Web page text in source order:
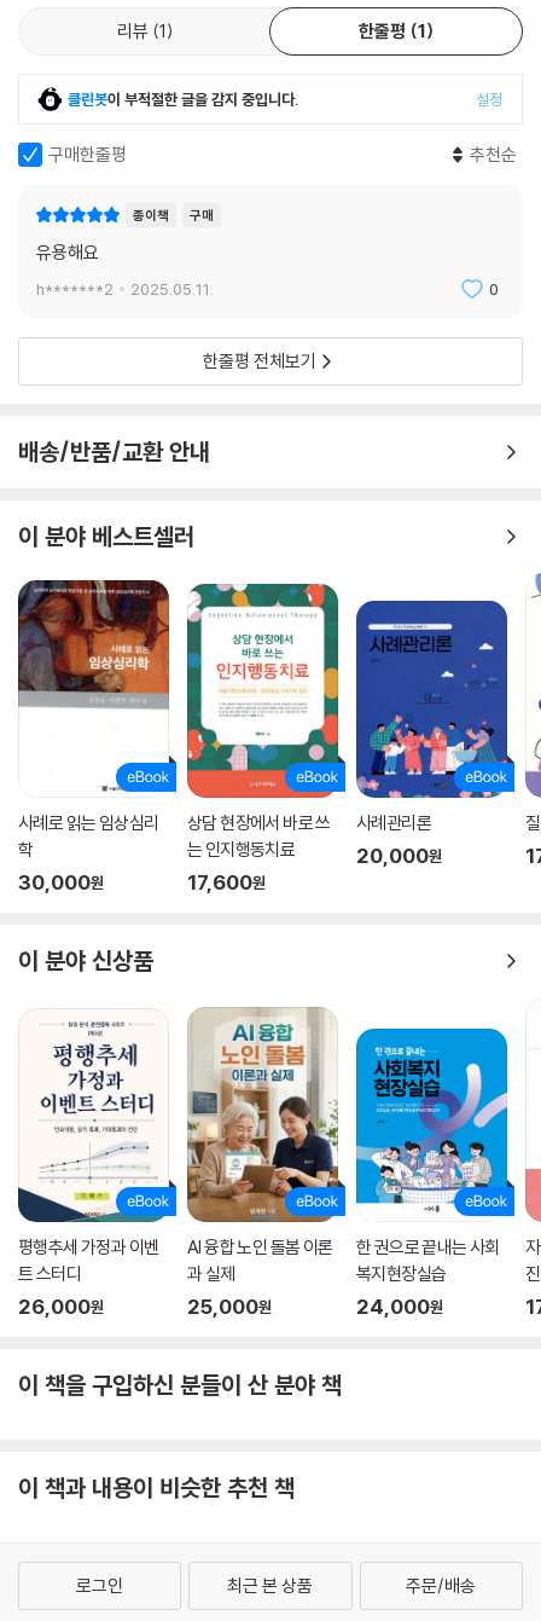
리뷰 1 한줄평 1
클린봇이 부적절한 글을 감지 중입니다. 설정
구매한줄평 추천순
종이책 구매
유용해요
h*******2 2025.05.11. 0
한줄평 전체보기
배송/반품/교환 안내
이 분야 베스트셀러
사례로 읽는 임상심리
학
30,000원
상담 현장에서 바로 쓰
는 인지행동치료
17,600원
사례관리론
20,000원
이 분야 신상품
평행추세 가정과 이벤
트 스터디
26,000원
AI 융합 노인 돌봄 이론
과 실제
25,000원
한 권으로 끝내는 사회
복지현장실습
24,000원
이 책을 구입하신 분들이 산 분야 책
이 책과 내용이 비슷한 추천 책
로그인 최근 본 상품 주문/배송